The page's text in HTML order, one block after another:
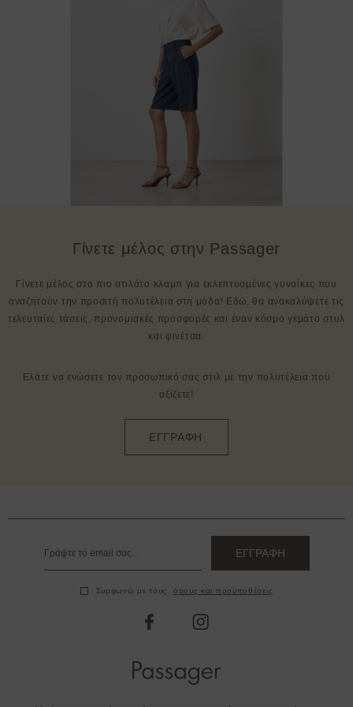
Γίνετε μέλος στην Passager
Γίνετε μέλος στο πιο στιλάτο κλαμπ για εκλεπτυσμένες γυναίκες που
αναζητούν την προσιτή πολυτέλεια στη μόδα! Εδώ, θα ανακαλύψετε τις
τελευταίες τάσεις, προνομιακές προσφορές και έναν κόσμο γεμάτο στυλ
και φινέτσα.
Ελάτε να ενώσετε τον προσωπικό σας στιλ με την πολυτέλεια που
αξίζετε!
ΕΓΓΡΑΦΗ
ΕΓΓΡΑΦΗ
Συμφωνώ με τους όρους και προϋποθέσεις
facebookinstagram